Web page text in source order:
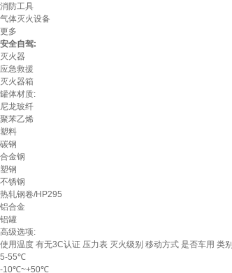
消防工具
气体灭火设备
更多
安全自驾:
灭火器
应急救援
灭火器箱
罐体材质:
尼龙玻纤
聚苯乙烯
塑料
碳钢
合金钢
塑钢
不锈钢
热轧钢卷/HP295
铝合金
铝罐
高级选项:
使用温度 有无3C认证 压力表 灭火级别 移动方式 是否车用 类别
5-55℃
-10℃~+50℃